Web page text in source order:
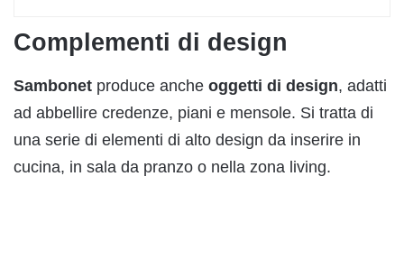
Complementi di design
Sambonet produce anche oggetti di design, adatti
ad abbellire credenze, piani e mensole. Si tratta di
una serie di elementi di alto design da inserire in
cucina, in sala da pranzo o nella zona living.